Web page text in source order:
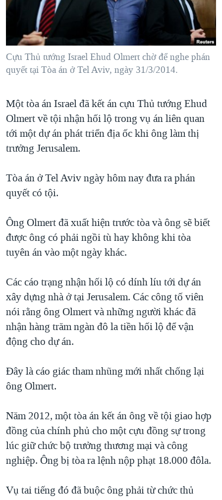
"Tìm"
NGƯỜI VIỆT HẢI NGOẠI
ĐỜI SỐNG
KINH TẾ
VĂN HOÁ
THỂ THAO
GIÁO DỤC
HÀNH TRÌNH BẦU CỬ 2024
MỘT NĂM CHIẾN TRANH TẠI DẢI GAZA
GIẢI MÃ VÀNH ĐAI & CON ĐƯỜNG
NGÀY TỊ NẠN THẾ GIỚI
GROUND ZERO – XƯA VÀ NAY
CHI PHÍ CHIẾN TRANH AFGHANISTAN
CÁC GIÁ TRỊ CỘNG HÒA Ở VIỆT NAM
TRỊNH VĨNH BÌNH VS. CHÍNH PHỦ VIỆT NAM
NGƯ DÂN VIỆT VÀ LÀN SÓNG TRỘM HẢI SÂM
BÊN KIA QUỐC LỘ: TIẾNG VỌNG TỪ NÔNG THÔN MỸ
QUAN HỆ VIỆT MỸ
MẠNG XÃ HỘI
Ngôn ngữ khác
Cựu Thủ tướng Israel Ehud Olmert chờ để nghe phán
quyết tại Tòa án ở Tel Aviv, ngày 31/3/2014.
Một tòa án Israel đã kết án cựu Thủ tướng Ehud
Olmert về tội nhận hối lộ trong vụ án liên quan
tới một dự án phát triển địa ốc khi ông làm thị
trưởng Jerusalem.
Tòa án ở Tel Aviv ngày hôm nay đưa ra phán
quyết có tội.
Ông Olmert đã xuất hiện trước tòa và ông sẽ biết
được ông có phải ngồi tù hay không khi tòa
tuyên án vào một ngày khác.
Các cáo trạng nhận hối lộ có dính líu tới dự án
xây dựng nhà ở tại Jerusalem. Các công tố viên
nói rằng ông Olmert và những người khác đã
nhận hàng trăm ngàn đô la tiền hối lộ để vận
động cho dự án.
Đây là cáo giác tham nhũng mới nhất chống lại
ông Olmert.
Năm 2012, một tòa án kết án ông về tội giao hợp
đồng của chính phủ cho một cựu đồng sự trong
lúc giữ chức bộ trưởng thương mại và công
nghiệp. Ông bị tòa ra lệnh nộp phạt 18.000 đôla.
Vụ tai tiếng đó đã buộc ông phải từ chức thủ